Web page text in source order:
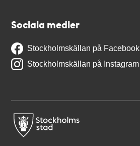
Sociala medier
Stockholmskällan på Facebook
Stockholmskällan på Instagram